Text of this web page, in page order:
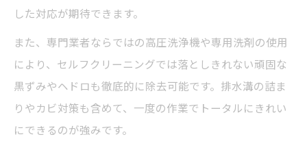
した対応が期待できます。
また、専門業者ならではの高圧洗浄機や専用洗剤の使用
により、セルフクリーニングでは落としきれない頑固な
黒ずみやヘドロも徹底的に除去可能です。排水溝の詰ま
りやカビ対策も含めて、一度の作業でトータルにきれい
にできるのが強みです。